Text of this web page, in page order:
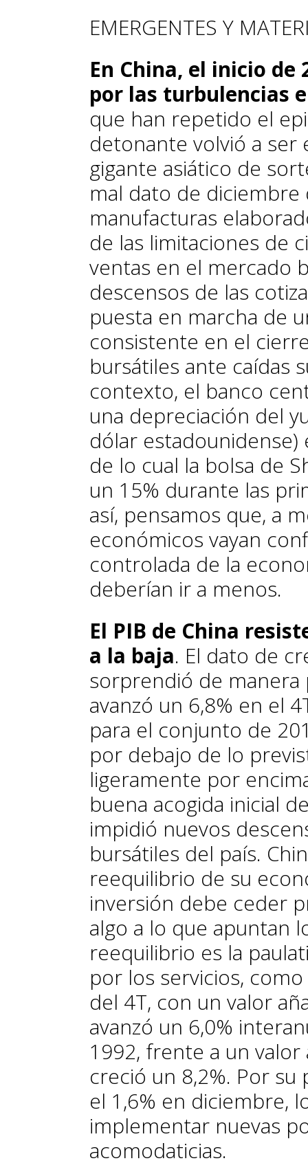
EMERGENTES Y
En China, el inicio de
por las turbulencias
que han repetido el
detonante volvió a ser
gigante asiático de
mal dato de diciembre
manufacturas
de las limitaciones de
ventas en el mercado
descensos de las
puesta en marcha de
consistente en el
bursátiles ante caídas
contexto, el banco
una depreciación del
dólar estadounidense)
de lo cual la bolsa de
un 15% durante las
así, pensamos que, a
económicos vayan
controlada de la
deberían ir a menos.
El PIB de China
a la baja. El dato de
sorprendió de manera
avanzó un 6,8% en el
para el conjunto de
por debajo de lo
ligeramente por
buena acogida inicial
impidió nuevos
bursátiles del país.
reequilibrio de su
inversión debe ceder
algo a lo que apuntan
reequilibrio es la
por los servicios,
del 4T, con un valor
avanzó un 6,0%
1992, frente a un
creció un 8,2%. Por
el 1,6% en diciembre,
implementar nuevas
acomodaticias.